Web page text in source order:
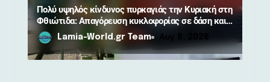
ν Πολύ υψηλός κίνδυνος πυρκαγιάς την Κυριακή στη
Φθιώτιδα: Απαγόρευση κυκλοφορίας σε δάση και
περιοχές NATURA
Lamia-World.gr Team Αυγ 8, 2026